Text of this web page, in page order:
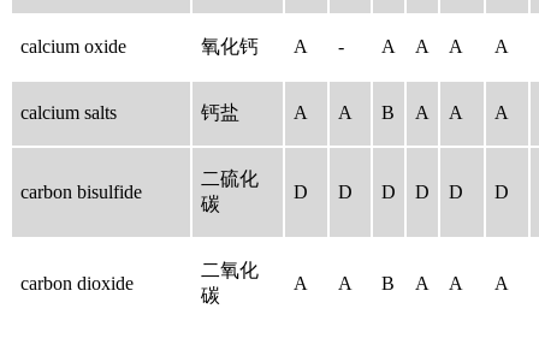
calcium oxide 氧化钙 A - A A A A
calcium salts 钙盐 A A B A A A
carbon bisulfide
二硫化
碳
D D D D D D
carbon dioxide
二氧化
碳
A A B A A A